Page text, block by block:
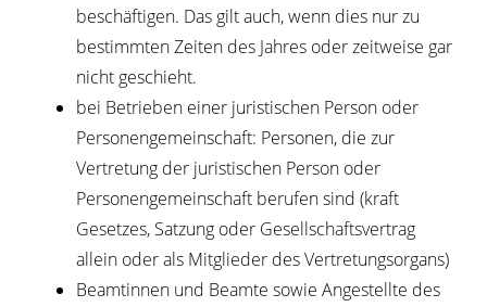
beschäftigen. Das gilt auch, wenn dies nur zu
bestimmten Zeiten des Jahres oder zeitweise gar
nicht geschieht.
bei Betrieben einer juristischen Person oder
Personengemeinschaft: Personen, die zur
Vertretung der juristischen Person oder
Personengemeinschaft berufen sind (kraft
Gesetzes, Satzung oder Gesellschaftsvertrag
allein oder als Mitglieder des Vertretungsorgans)
Beamtinnen und Beamte sowie Angestellte des